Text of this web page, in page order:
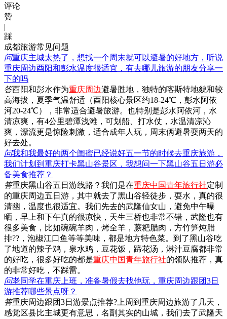
评论
赞
|
踩
成都旅游常见问题
问重庆主城太热了，想找一个周末就可以避暑的好地方，听说
重庆周边酉阳和彭水温度很适宜，有去哪儿旅游的朋友分享一
下的吗
答酉阳和彭水作为重庆周边避暑胜地，独特的喀斯特地貌和较
高海拔，夏季气温舒适（酉阳核心景区约18-24℃，彭水阿依
河20-24℃），非常适合避暑旅游。也特别是彭水阿依河，水
清凉爽，有4公里碧潭浅滩，可划船、打水仗，水温清凉沁
爽，漂流更是惊险刺激，适合成年人玩，周末俩避暑耍两天的
好去处。
问我和我最好的两个闺蜜已经说好五一节的时候去重庆旅游，
我们计划到重庆打卡黑山谷景区，我想问一下黑山谷五日游必
备美食推荐？
答重庆黑山谷五日游线路？我们是在重庆中国青年旅行社定制
的重庆周边五日游，其中就去了黑山谷轻徒步，耍水，真的很
清幽，温度也很适宜。我们先去的武隆仙女山，避免中午曝
晒，早上和下午真的很凉快，天生三桥也非常不错，武隆也有
很多美食，比如碗碗羊肉，烤全羊，蕨粑腊肉，方竹笋炖腊
排??，泡椒江口鱼等等美味，都是地方特色菜。到了黑山谷吃
了地道的辣子鸡，泉水鸡，豆花饭，蹄花汤，淋汁豆腐都非常
的好吃，很多好吃的都是重庆中国青年旅行社的领队推荐，真
的非常好吃，不踩雷。
问老同学在重庆上班，准备暑假去找他玩，重庆周边跟团3日
游推荐哪些景点呀？
答重庆周边跟团3日游景点推荐?上周到重庆周边旅游了几天，
感觉区县比主城更有意思，名副其实的山城，我们去了武隆天